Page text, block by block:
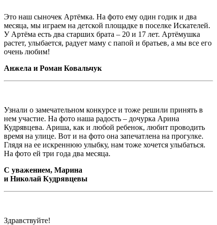
Это наш сыночек Артёмка. На фото ему один годик и два
месяца, мы играем на детской площадке в поселке Искателей.
У Артёма есть два старших брата – 20 и 17 лет. Артёмушка
растет, улыбается, радует маму с папой и братьев, а мы все его
очень любим!
Анжела и Роман Ковальчук
Узнали о замечательном конкурсе и тоже решили принять в
нем участие. На фото наша радость – дочурка Арина
Кудрявцева. Ариша, как и любой ребенок, любит проводить
время на улице. Вот и на фото она запечатлена на прогулке.
Глядя на ее искреннюю улыбку, нам тоже хочется улыбаться.
На фото ей три года два месяца.
С уважением, Марина
и Николай Кудрявцевы
Здравствуйте!